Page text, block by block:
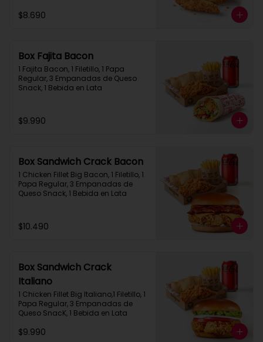
$8.690
Box Fajita Bacon
1 Fajita Bacon, 1 Filetillo, 1 Papa
Regular, 3 Empanadas de Queso
Snack, 1 Bebida en Lata
$9.990
Box Sandwich Crack Bacon
1 Chicken Fillet Big Bacon, 1 Filetillo, 1
Papa Regular, 3 Empanadas de
Queso Snack, 1 Bebida en Lata
$10.490
Box Sandwich Crack
Italiano
1 Chicken Fillet Big Italiano,1 Filetillo, 1
Papa Regular, 3 Empanadas de
Queso SnacK, 1 Bebida en Lata
$9.990